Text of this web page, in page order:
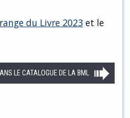
du Livre 2023 et le
LE CATALOGUE DE LA BML